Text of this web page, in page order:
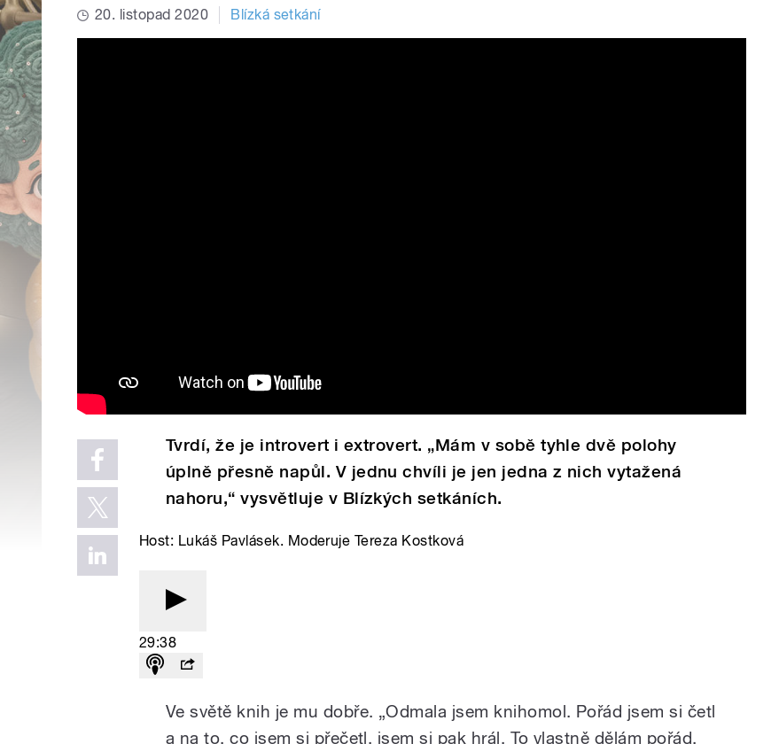
20. listopad 2020 Blízká setkání
Tvrdí, že je introvert i extrovert. „Mám v sobě tyhle dvě polohy
úplně přesně napůl. V jednu chvíli je jen jedna z nich vytažená
nahoru,“ vysvětluje v Blízkých setkáních.
Host: Lukáš Pavlásek. Moderuje Tereza Kostková
29:38
Ve světě knih je mu dobře. „Odmala jsem knihomol. Pořád jsem si četl
a na to, co jsem si přečetl, jsem si pak hrál. To vlastně dělám pořád,